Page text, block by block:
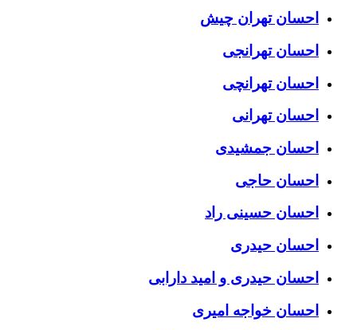
احسان تهران چیش
احسان تهرانجی
احسان تهرانچی
احسان تهرانی
احسان جمشیدی
احسان حاجی
احسان حسینی راد
احسان حیدری
احسان حیدری و امید دارابی
احسان خواجه امیری